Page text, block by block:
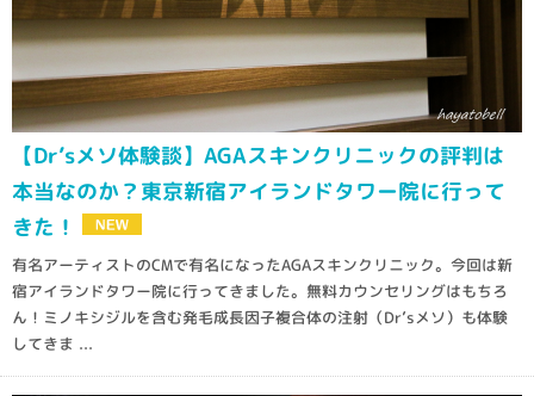
【Dr’sメソ体験談】AGAスキンクリニックの評判は
本当なのか？東京新宿アイランドタワー院に行って
きた！
有名アーティストのCMで有名になったAGAスキンクリニック。今回は新
宿アイランドタワー院に行ってきました。無料カウンセリングはもちろ
ん！ミノキシジルを含む発毛成長因子複合体の注射（Dr’sメソ）も体験
してきま ...